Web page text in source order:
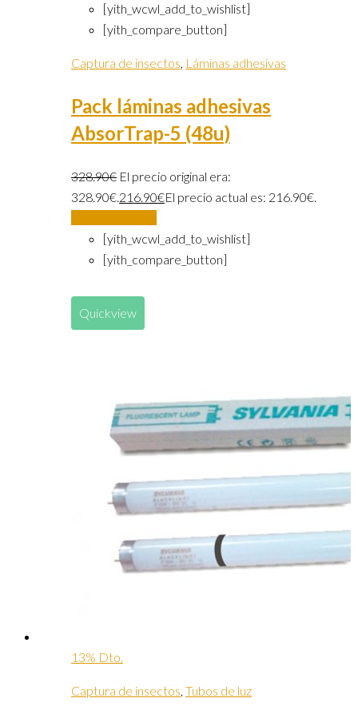
[yith_wcwl_add_to_wishlist]
[yith_compare_button]
Captura de insectos, Láminas adhesivas
Pack láminas adhesivas
AbsorTrap-5 (48u)
328.90€ El precio original era:
328.90€.216.90€El precio actual es: 216.90€.
[yith_wcwl_add_to_wishlist]
[yith_compare_button]
Quickview
13% Dto.
Captura de insectos, Tubos de luz